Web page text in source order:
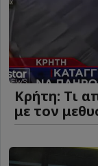
Κρήτη: Τι
με τον